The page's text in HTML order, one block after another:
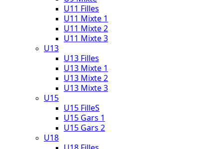
U11 Filles
U11 Mixte 1
U11 Mixte 2
U11 Mixte 3
U13
U13 Filles
U13 Mixte 1
U13 Mixte 2
U13 Mixte 3
U15
U15 FilleS
U15 Gars 1
U15 Gars 2
U18